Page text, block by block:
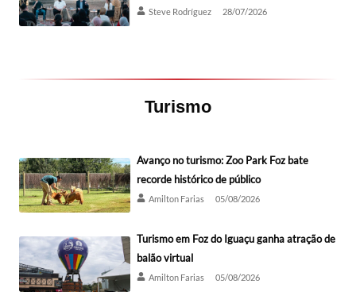
Steve Rodríguez 28/07/2026
Turismo
Avanço no turismo: Zoo Park Foz bate
recorde histórico de público
Amilton Farias 05/08/2026
Turismo em Foz do Iguaçu ganha atração de
balão virtual
Amilton Farias 05/08/2026